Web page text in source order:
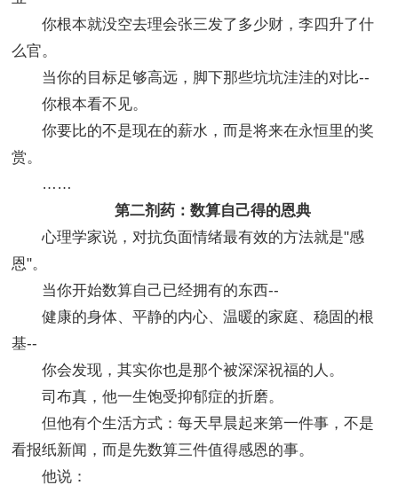
你根本就没空去理会张三发了多少财，李四升了什
么官。
当你的目标足够高远，脚下那些坑坑洼洼的对比--
你根本看不见。
你要比的不是现在的薪水，而是将来在永恒里的奖
赏。
……
第二剂药：数算自己得的恩典
心理学家说，对抗负面情绪最有效的方法就是"感
恩"。
当你开始数算自己已经拥有的东西--
健康的身体、平静的内心、温暖的家庭、稳固的根
基--
你会发现，其实你也是那个被深深祝福的人。
司布真，他一生饱受抑郁症的折磨。
但他有个生活方式：每天早晨起来第一件事，不是
看报纸新闻，而是先数算三件值得感恩的事。
他说：